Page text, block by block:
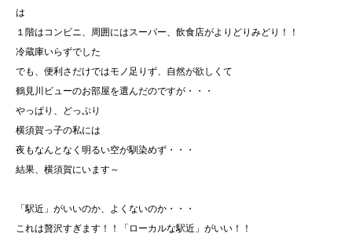
は
１階はコンビニ、周囲にはスーパー、飲食店がよりどりみどり！！
冷蔵庫いらずでした
でも、便利さだけではモノ足りず、自然が欲しくて
鶴見川ビューのお部屋を選んだのですが・・・
やっぱり、どっぷり
横須賀っ子の私には
夜もなんとなく明るい空が馴染めず・・・
結果、横須賀にいます～
「駅近」がいいのか、よくないのか・・・
これは贅沢すぎます！！「ローカルな駅近」がいい！！